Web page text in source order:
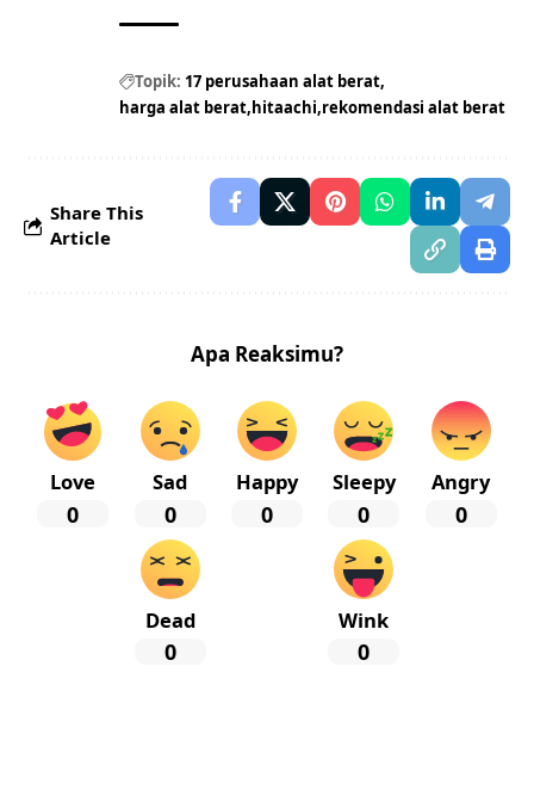
Topik: 17 perusahaan alat berat
harga alat berat hitaachi rekomendasi alat berat
Share This
Article
Apa Reaksimu?
Love
0
Sad
0
Happy
0
Sleepy
0
Angry
0
Dead
0
Wink
0